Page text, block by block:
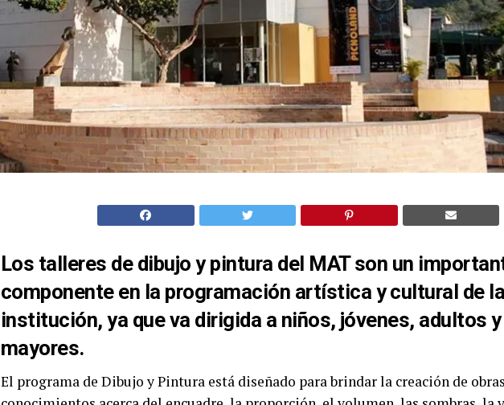
Los talleres de dibujo y pintura del MAT son un
componente en la programación artística y cultural de la
institución, ya que va dirigida a niños, jóvenes, adultos
mayores.
El programa de Dibujo y Pintura está diseñado para brindar la creación de